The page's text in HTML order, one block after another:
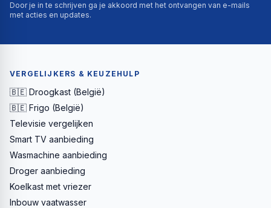
Door je in te schrijven ga je akkoord met het ontvangen van e-mails
met acties en updates.
VERGELIJKERS & KEUZEHULP
🇧🇪 Droogkast (België)
🇧🇪 Frigo (België)
Televisie vergelijken
Smart TV aanbieding
Wasmachine aanbieding
Droger aanbieding
Koelkast met vriezer
Inbouw vaatwasser